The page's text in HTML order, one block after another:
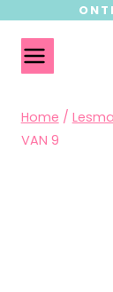
Home /
VAN 9